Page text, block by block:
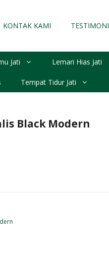
KONTAK KAMI TESTIMONI
Jati Lemari Hias Jati
Tempat Tidur Jati
Black Modern